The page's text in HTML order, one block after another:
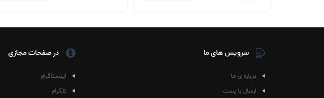
سرویس های ما
درباره ی ما
ارسال با پست
در صفحات مجازی
اینستاگرام
تلگرام